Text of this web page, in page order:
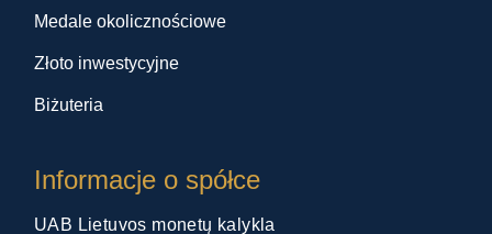
Medale okolicznościowe
Złoto inwestycyjne
Biżuteria
Informacje o spółce
UAB Lietuvos monetų kalykla